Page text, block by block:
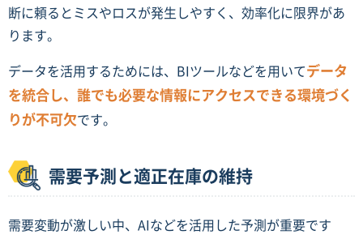
断に頼るとミスやロスが発生しやすく、効率化に限界があ
ります。
データを活用するためには、BIツールなどを用いてデータ
を統合し、誰でも必要な情報にアクセスできる環境づく
りが不可欠です。
需要予測と適正在庫の維持
需要変動が激しい中、AIなどを活用した予測が重要です